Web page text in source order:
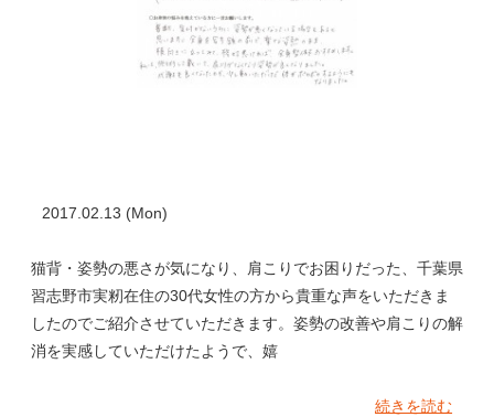
2017.02.13 (Mon)
猫背・姿勢の悪さが気になり、肩こりでお困りだった、千葉県
習志野市実籾在住の30代女性の方から貴重な声をいただきま
したのでご紹介させていただきます。姿勢の改善や肩こりの解
消を実感していただけたようで、嬉
続きを読む